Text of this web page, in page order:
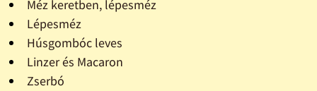
Méz keretben, lépesméz
Lépesméz
Húsgombóc leves
Linzer és Macaron
Zserbó